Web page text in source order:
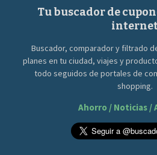
Tu buscador de
Buscador, comparador y filtrado
planes en tu ciudad, viajes y
todo seguidos de portales de
shopping.
Ahorro / Noticias /